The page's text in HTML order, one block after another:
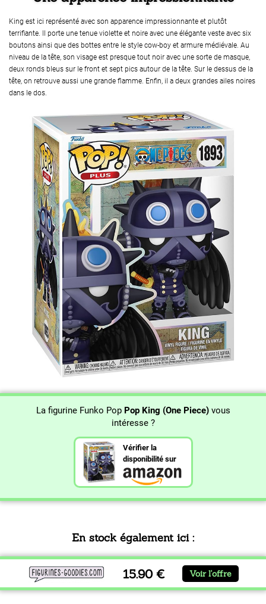
King est ici représenté avec son apparence impressionnante et plutôt
terrifiante. Il porte une tenue violette et noire avec une élégante veste avec six
boutons ainsi que des bottes entre le style cow-boy et armure médiévale. Au
niveau de la tête, son visage est presque tout noir avec une sorte de masque,
deux ronds bleus sur le front et sept pics autour de la tête. Sur le dessus de la
tête, on retrouve aussi une grande flamme. Enfin, il a deux grandes ailes noires
dans le dos.
La figurine Funko Pop Pop King (One Piece)vous
intéresse ?
Vérifier la
disponibilité sur
En stock également ici :
15.90 € Voir l'offre